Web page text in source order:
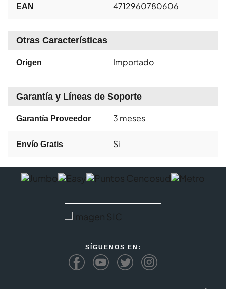
EAN 4712960780606
Otras Características
Origen Importado
Garantía y Líneas de Soporte
Garantía Proveedor 3 meses
Envío Gratis Si
SÍGUENOS EN: